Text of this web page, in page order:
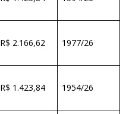
R$ 2.166,62 1977/26
R$ 1.423,84 1954/26